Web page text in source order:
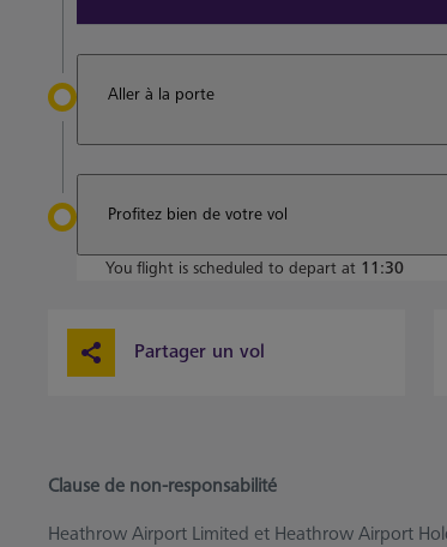
Aller à la porte
Profitez bien de votre vol
You flight is scheduled to depart at 11:30
Partager un vol
Clause de non-responsabilité
Heathrow Airport Limited et Heathrow Airport